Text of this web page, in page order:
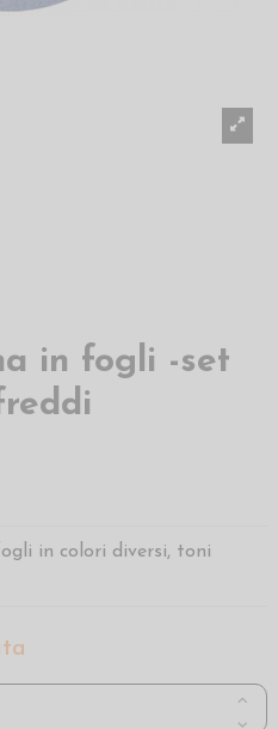
in fogli -set
in colori diversi, toni